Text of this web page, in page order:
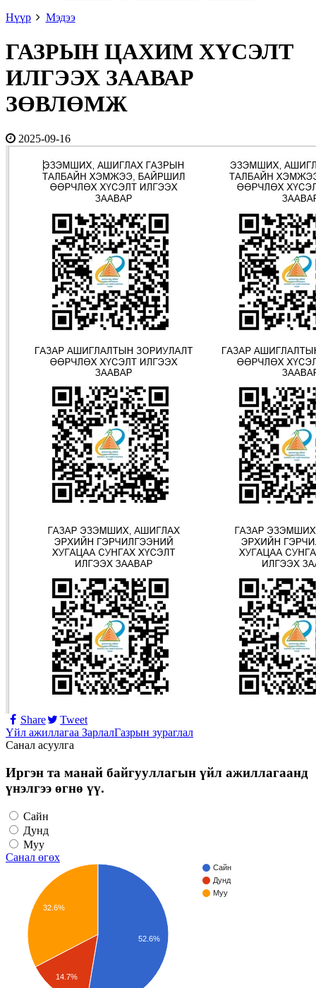
Нүүр
Мэдээ
ГАЗРЫН ЦАХИМ ХҮСЭЛТ
ИЛГЭЭХ ЗААВАР
ЗӨВЛӨМЖ
2025-09-16
Share
Tweet
Үйл ажиллагаа ЗарлалГазрын зураглал
Санал асуулга
Иргэн та манай байгууллагын үйл ажиллагаанд
үнэлгээ өгнө үү.
Сайн
Дунд
Муу
Санал өгөх
Сайн
Дунд
Муу
32.6%
14.7%
52.6%